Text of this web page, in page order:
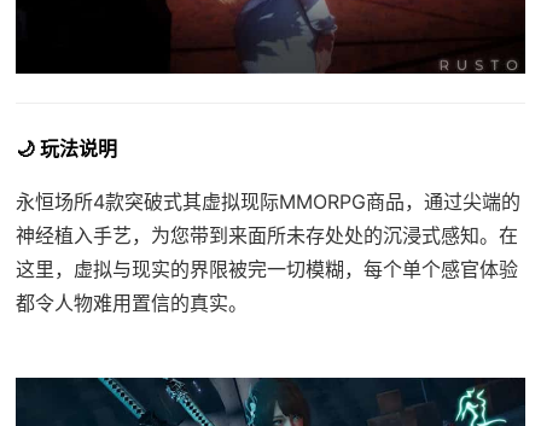
🌙 玩法说明
永恒场所4款突破式其虚拟现际MMORPG商品，通过尖端的
神经植入手艺，为您带到来面所未存处处的沉浸式感知。在
这里，虚拟与现实的界限被完一切模糊，每个单个感官体验
都令人物难用置信的真实。